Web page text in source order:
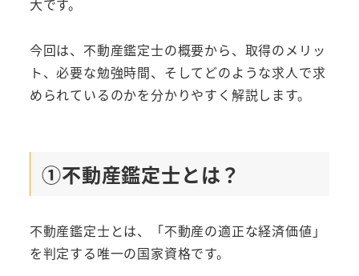
大です。
今回は、不動産鑑定士の概要から、取得のメリッ
ト、必要な勉強時間、そしてどのような求人で求
められているのかを分かりやすく解説します。
①不動産鑑定士とは？
不動産鑑定士とは、「不動産の適正な経済価値」
を判定する唯一の国家資格です。